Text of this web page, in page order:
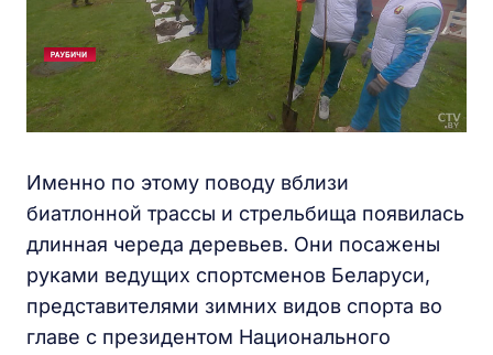
Именно по этому поводу вблизи
биатлонной трассы и стрельбища появилась
длинная череда деревьев. Они посажены
руками ведущих спортсменов Беларуси,
представителями зимних видов спорта во
главе с президентом Национального